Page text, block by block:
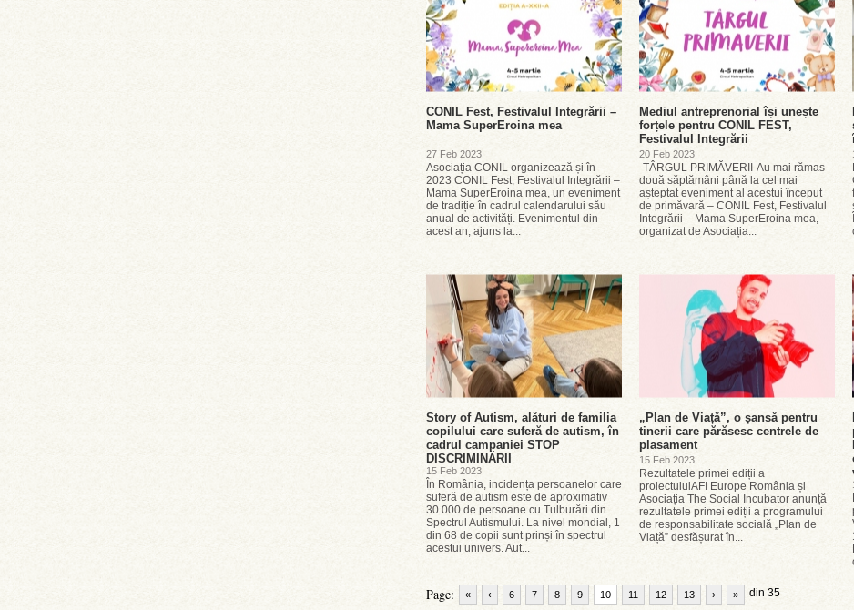
CONIL Fest, Festivalul Integrării –
Mama SuperEroina mea
27 Feb 2023
Asociația CONIL organizează și în
2023 CONIL Fest, Festivalul Integrării –
Mama SuperEroina mea, un eveniment
de tradiție în cadrul calendarului său
anual de activități. Evenimentul din
acest an, ajuns la...
Mediul antreprenorial își unește
forțele pentru CONIL FEST,
Festivalul Integrării
20 Feb 2023
-TÂRGUL PRIMĂVERII-Au mai rămas
două săptămâni până la cel mai
așteptat eveniment al acestui început
de primăvară – CONIL Fest, Festivalul
Integrării – Mama SuperEroina mea,
organizat de Asociația...
Story of Autism, alături de familia
copilului care suferă de autism, în
cadrul campaniei STOP
DISCRIMINĂRII
15 Feb 2023
În România, incidența persoanelor care
suferă de autism este de aproximativ
30.000 de persoane cu Tulburări din
Spectrul Autismului. La nivel mondial, 1
din 68 de copii sunt prinși în spectrul
acestui univers. Aut...
„Plan de Viață”, o șansă pentru
tinerii care părăsesc centrele de
plasament
15 Feb 2023
Rezultatele primei ediții a
proiectuluiAFI Europe România și
Asociația The Social Incubator anunță
rezultatele primei ediții a programului
de responsabilitate socială „Plan de
Viață” desfășurat în...
Page: « ‹ 6 7 8 9 10 11 12 13 din 35
› »